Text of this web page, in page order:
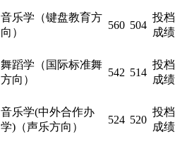
音乐学（键盘教育方
向）
560 504
投档
成绩
舞蹈学（国际标准舞
方向）
542 514
投档
成绩
音乐学(中外合作办
学)（声乐方向）
524 520
投档
成绩